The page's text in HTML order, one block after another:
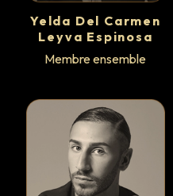
Yelda Del Carmen
Leyva Espinosa
Membre ensemble
Del
Carmen
Leyva
Membre
ensemble